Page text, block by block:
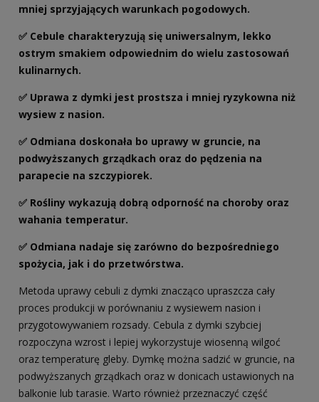
mniej sprzyjających warunkach pogodowych.
✅ Cebule charakteryzują się uniwersalnym, lekko
ostrym smakiem odpowiednim do wielu zastosowań
kulinarnych.
✅ Uprawa z dymki jest prostsza i mniej ryzykowna niż
wysiew z nasion.
✅ Odmiana doskonała bo uprawy w gruncie, na
podwyższanych grządkach oraz do pędzenia na
parapecie na szczypiorek.
✅ Rośliny wykazują dobrą odporność na choroby oraz
wahania temperatur.
✅ Odmiana nadaje się zarówno do bezpośredniego
spożycia, jak i do przetwórstwa.
Metoda uprawy cebuli z dymki znacząco upraszcza cały
proces produkcji w porównaniu z wysiewem nasion i
przygotowywaniem rozsady. Cebula z dymki szybciej
rozpoczyna wzrost i lepiej wykorzystuje wiosenną wilgoć
oraz temperaturę gleby. Dymkę można sadzić w gruncie, na
podwyższanych grządkach oraz w donicach ustawionych na
balkonie lub tarasie. Warto również przeznaczyć część